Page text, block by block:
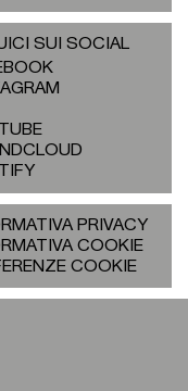
SUI SOCIAL
PRIVACY
COOKIE
COOKIE